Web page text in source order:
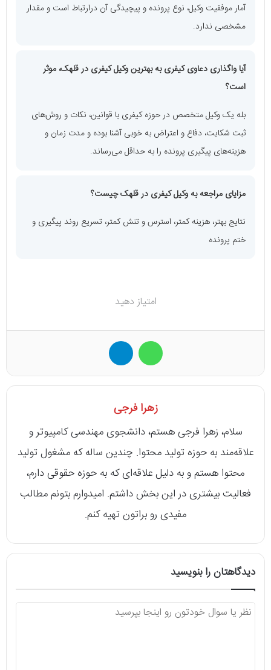
آمار موفقیت وکیل، نوع پرونده و پیچیدگی آن درارتباط است و مقدار
مشخصی ندارد.
آیا واگذاری دعاوی کیفری به بهترین وکیل کیفری در قلهک، موثر
است؟
بله یک وکیل متخصص در حوزه کیفری با قوانین، نکات و روش‌های
ثبت شکایت، دفاع و اعتراض به خوبی آشنا بوده و مدت زمان و
هزینه‌های پیگیری پرونده را به حداقل می‌رساند.
مزایای مراجعه به وکیل کیفری در قلهک چیست؟
نتایج بهتر، هزینه کمتر، استرس و تنش کمتر، تسریع روند پیگیری و
ختم پرونده
امتیاز دهید
واتس آپ
زهرا فرجی
سلام، زهرا فرجی هستم، دانشجوی مهندسی کامپیوتر و
علاقه‌مند به حوزه تولید محتوا. چندین ساله که مشغول تولید
محتوا هستم و به دلیل علاقه‌ای که به حوزه حقوقی دارم،
فعالیت بیشتری در این بخش داشتم. امیدوارم بتونم مطالب
مفیدی رو براتون تهیه کنم.
دیدگاهتان را بنویسید
د